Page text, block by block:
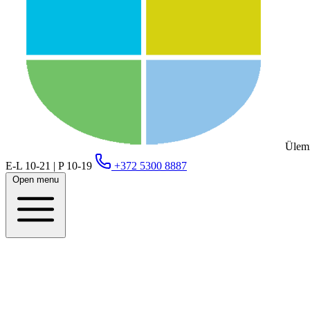
E-L 10-21 | P 10-19
+372 5300 8887
Open menu